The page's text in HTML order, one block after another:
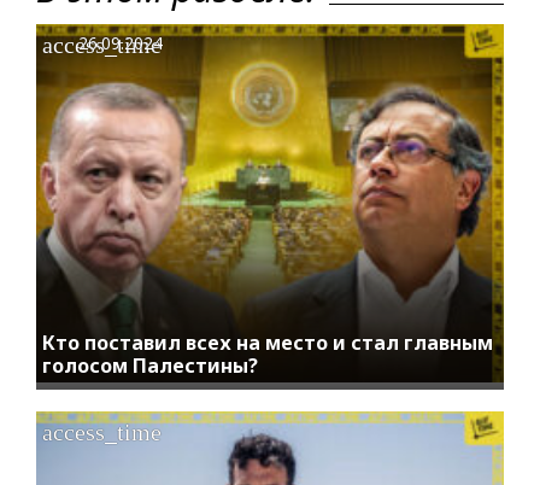
Кто поставил всех на место и стал главным
голосом Палестины?
access_time
26.09.2024
access_time